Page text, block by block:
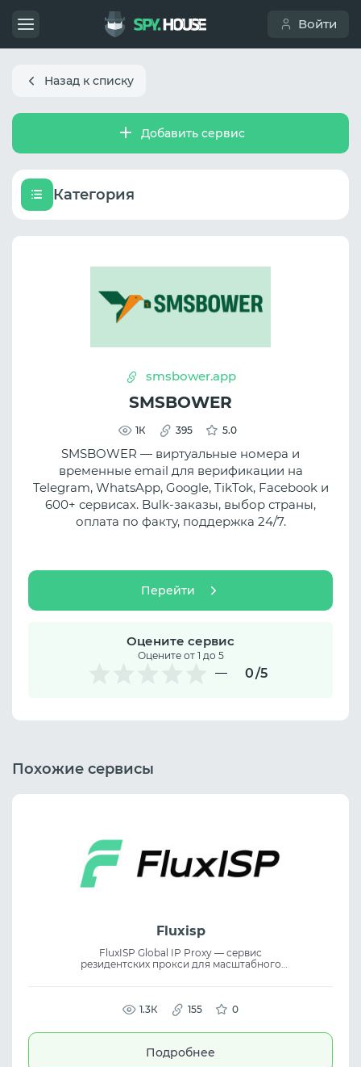
Войти
Назад к списку
Добавить сервис
Категория
smsbower.app
SMSBOWER
1К 395 5.0
SMSBOWER — виртуальные номера и
временные email для верификации на
Telegram, WhatsApp, Google, TikTok, Facebook и
600+ сервисах. Bulk-заказы, выбор страны,
оплата по факту, поддержка 24/7.
Перейти
Оцените сервис
Оцените от 1 до 5
0/5
Похожие сервисы
Fluxisp
FluxISP Global IP Proxy — сервис
резидентских прокси для масштабного
использованием стабильных IP-адресов.
Сервис предлагает безопасную и
эффективную работу с данными.
парсинга, аналитики, автоматизации и
1.3К 155 0
Подробнее